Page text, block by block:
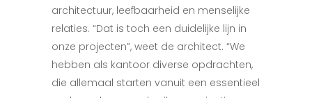
architectuur, leefbaarheid en menselijke
relaties. “Dat is toch een duidelijke lijn in
onze projecten”, weet de architect. “We
hebben als kantoor diverse opdrachten,
die allemaal starten vanuit een essentieel